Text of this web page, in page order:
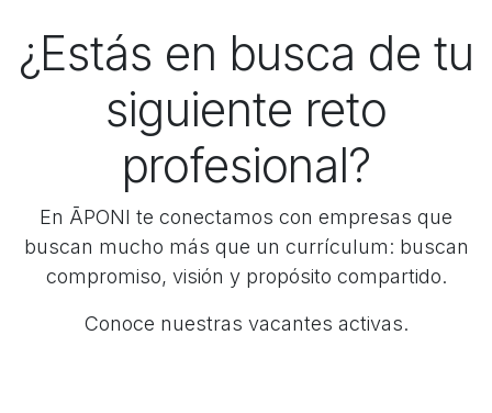
¿Estás en busca de tu
siguiente reto
profesional?
En ĀPONI te conectamos con empresas que
buscan mucho más que un currículum: buscan
compromiso, visión y propósito compartido.
Conoce nuestras vacantes activas.